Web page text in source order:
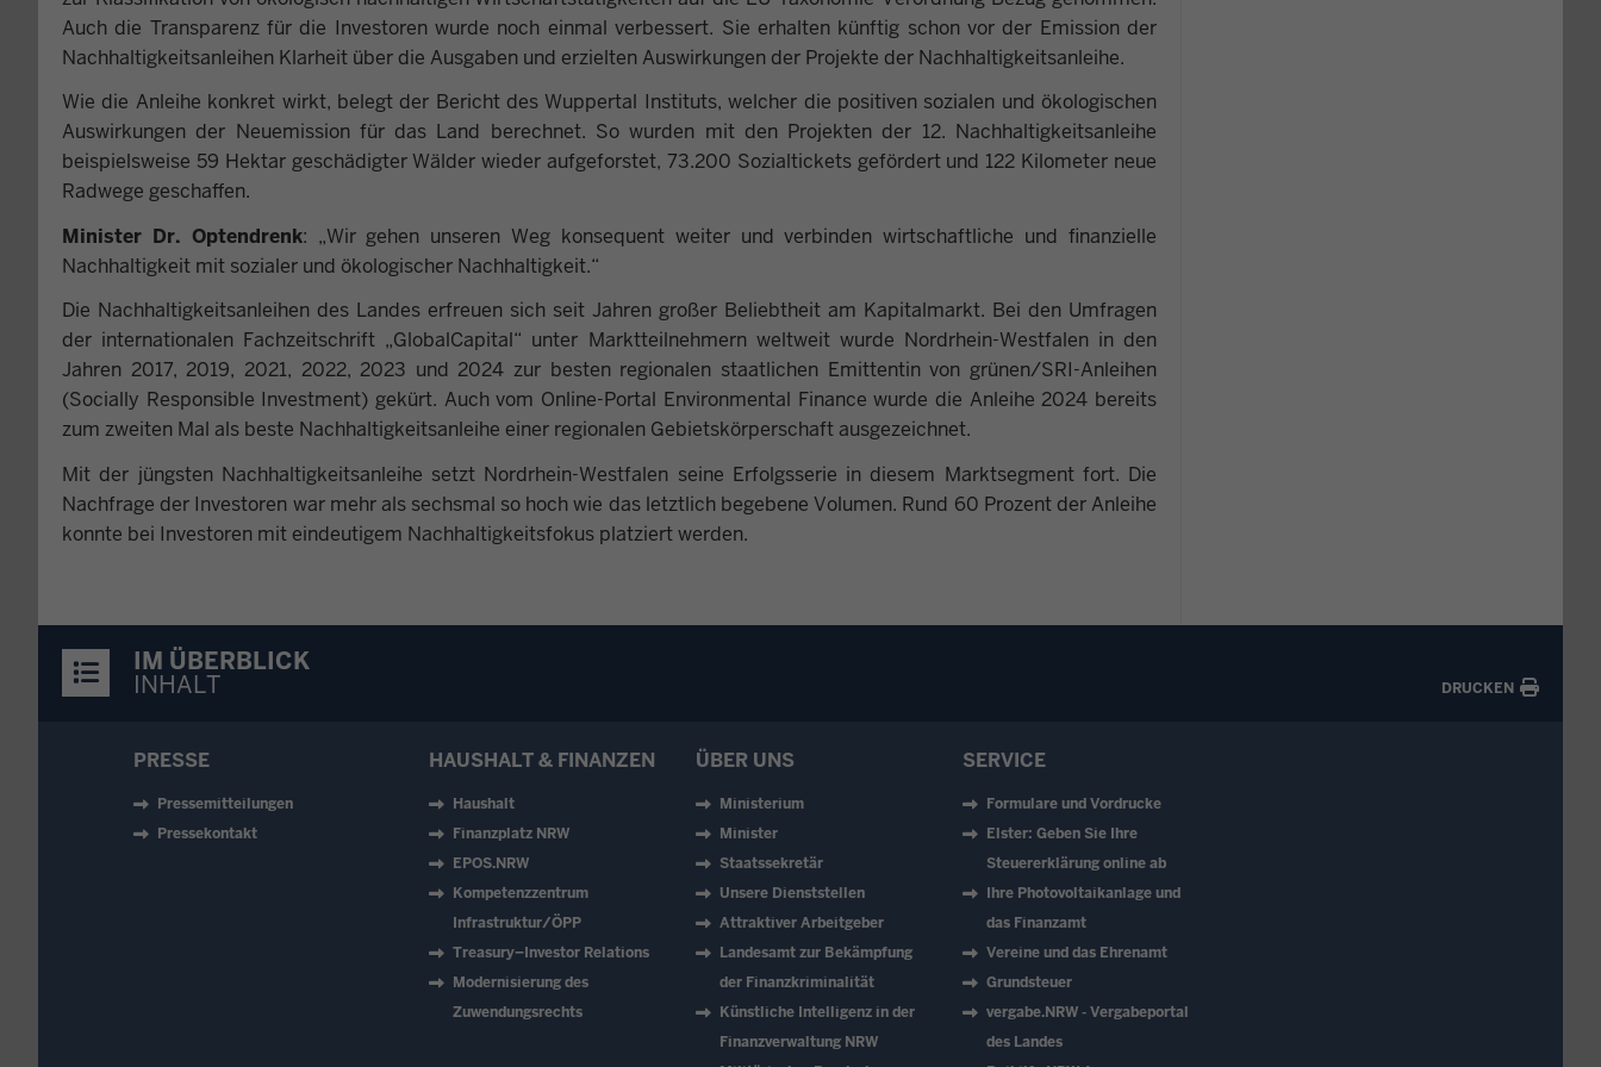
Auch die Transparenz für die Investoren wurde noch einmal verbessert. Sie erhalten künftig schon vor der Emission der
Nachhaltigkeitsanleihen Klarheit über die Ausgaben und erzielten Auswirkungen der Projekte der Nachhaltigkeitsanleihe.
Wie die Anleihe konkret wirkt, belegt der Bericht des Wuppertal Instituts, welcher die positiven sozialen und ökologischen
Auswirkungen der Neuemission für das Land berechnet. So wurden mit den Projekten der 12. Nachhaltigkeitsanleihe
beispielsweise 59 Hektar geschädigter Wälder wieder aufgeforstet, 73.200 Sozialtickets gefördert und 122 Kilometer neue
Radwege geschaffen.
Minister Dr. Optendrenk: „Wir gehen unseren Weg konsequent weiter und verbinden wirtschaftliche und finanzielle
Nachhaltigkeit mit sozialer und ökologischer Nachhaltigkeit.“
Die Nachhaltigkeitsanleihen des Landes erfreuen sich seit Jahren großer Beliebtheit am Kapitalmarkt. Bei den Umfragen
der internationalen Fachzeitschrift „GlobalCapital“ unter Marktteilnehmern weltweit wurde Nordrhein-Westfalen in den
Jahren 2017, 2019, 2021, 2022, 2023 und 2024 zur besten regionalen staatlichen Emittentin von grünen/SRI-Anleihen
(Socially Responsible Investment) gekürt. Auch vom Online-Portal Environmental Finance wurde die Anleihe 2024 bereits
zum zweiten Mal als beste Nachhaltigkeitsanleihe einer regionalen Gebietskörperschaft ausgezeichnet.
Mit der jüngsten Nachhaltigkeitsanleihe setzt Nordrhein-Westfalen seine Erfolgsserie in diesem Marktsegment fort. Die
Nachfrage der Investoren war mehr als sechsmal so hoch wie das letztlich begebene Volumen. Rund 60 Prozent der Anleihe
konnte bei Investoren mit eindeutigem Nachhaltigkeitsfokus platziert werden.
IM ÜBERBLICK
INHALT DRUCKEN
PRESSE
Pressemitteilungen
Pressekontakt
HAUSHALT & FINANZEN
Haushalt
Finanzplatz NRW
EPOS.NRW
Kompetenzzentrum
Infrastruktur/ÖPP
Treasury–Investor Relations
Modernisierung des
Zuwendungsrechts
ÜBER UNS
Ministerium
Minister
Staatssekretär
Unsere Dienststellen
Attraktiver Arbeitgeber
Landesamt zur Bekämpfung
der Finanzkriminalität
Künstliche Intelligenz in der
Finanzverwaltung NRW
SERVICE
Formulare und Vordrucke
Elster: Geben Sie Ihre
Steuererklärung online ab
Ihre Photovoltaikanlage und
das Finanzamt
Vereine und das Ehrenamt
Grundsteuer
vergabe.NRW - Vergabeportal
des Landes